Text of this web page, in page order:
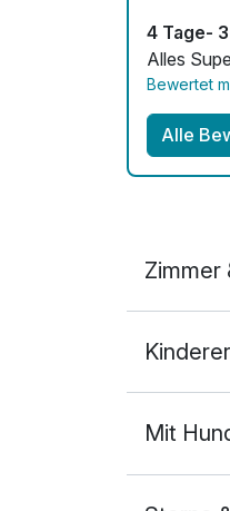
4 Tage-
Alles
Bewertet
Alle
Zimmer
2
Mit